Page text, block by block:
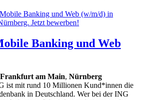
Banking und Web
Frankfurt am Main, Nürnberg
ist mit rund 10 Millionen Kund*innen die
in Deutschland. Wer bei der ING